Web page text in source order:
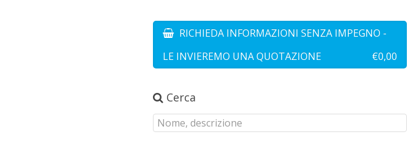
RICHIEDA INFORMAZIONI SENZA IMPEGNO -
LE INVIEREMO UNA QUOTAZIONE
€0,00
Cerca